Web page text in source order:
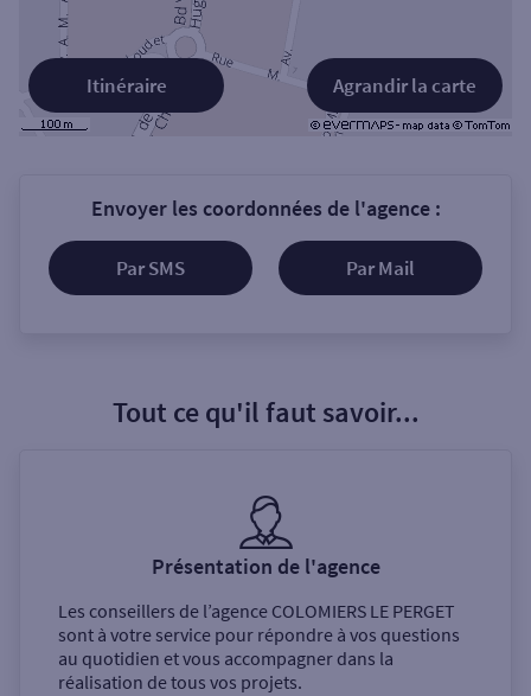
Agrandir la carte
Itinéraire
Envoyer les coordonnées de l'agence :
Par SMS Par Mail
Tout ce qu'il faut savoir...
Présentation de l'agence
Les conseillers de l’agence COLOMIERS LE PERGET
sont à votre service pour répondre à vos questions
au quotidien et vous accompagner dans la
réalisation de tous vos projets.